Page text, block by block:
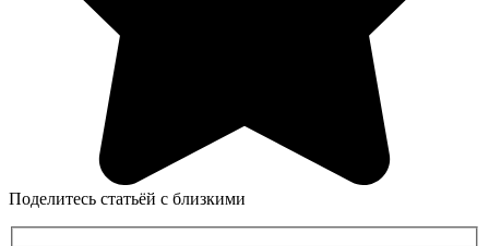
Поделитесь статьёй с близкими